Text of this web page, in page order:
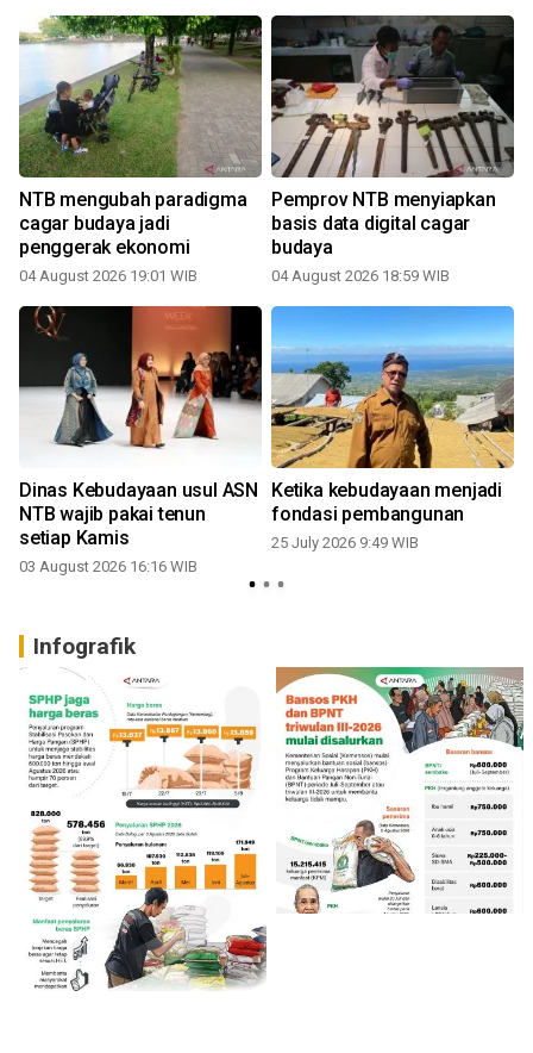
NTB mengubah paradigma
cagar budaya jadi
penggerak ekonomi
04 August 2026 19:01 WIB
Pemprov NTB menyiapkan
basis data digital cagar
budaya
04 August 2026 18:59 WIB
Dinas Kebudayaan usul ASN
NTB wajib pakai tenun
setiap Kamis
03 August 2026 16:16 WIB
Ketika kebudayaan menjadi
fondasi pembangunan
25 July 2026 9:49 WIB
Infografik